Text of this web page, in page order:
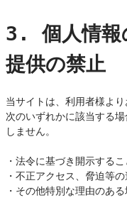
3. 個人情報
提供の禁止
当サイトは、利用者様よ
次のいずれかに該当する
しません。
・法令に基づき開示する
・不正アクセス、脅迫等
・その他特別な理由のある